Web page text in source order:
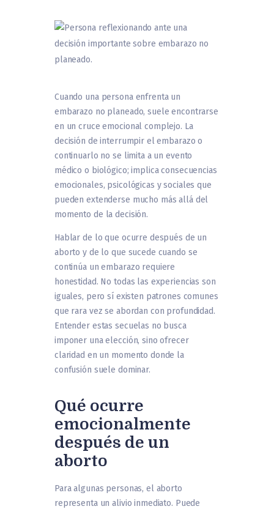
Cuando una persona enfrenta un
embarazo no planeado, suele encontrarse
en un cruce emocional complejo. La
decisión de interrumpir el embarazo o
continuarlo no se limita a un evento
médico o biológico; implica consecuencias
emocionales, psicológicas y sociales que
pueden extenderse mucho más allá del
momento de la decisión.
Hablar de lo que ocurre después de un
aborto y de lo que sucede cuando se
continúa un embarazo requiere
honestidad. No todas las experiencias son
iguales, pero sí existen patrones comunes
que rara vez se abordan con profundidad.
Entender estas secuelas no busca
imponer una elección, sino ofrecer
claridad en un momento donde la
confusión suele dominar.
Qué ocurre
emocionalmente
después de un
aborto
Para algunas personas, el aborto
representa un alivio inmediato. Puede